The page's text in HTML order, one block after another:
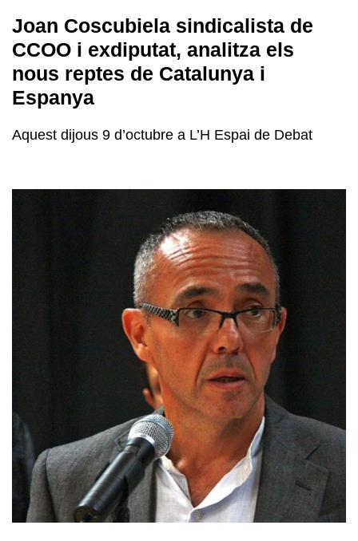
Joan Coscubiela sindicalista de
CCOO i exdiputat, analitza els
nous reptes de Catalunya i
Espanya
Aquest dijous 9 d’octubre a L’H Espai de Debat